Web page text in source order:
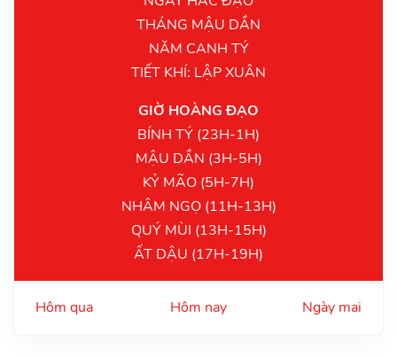
THÁNG MẬU DẦN
NĂM CANH TÝ
TIẾT KHÍ: LẬP XUÂN
GIỜ HOÀNG ĐẠO
BÍNH TÝ (23H-1H)
MẬU DẦN (3H-5H)
KỶ MÃO (5H-7H)
NHÂM NGỌ (11H-13H)
QUÝ MÙI (13H-15H)
ẤT DẬU (17H-19H)
Hôm qua Hôm nay Ngày mai